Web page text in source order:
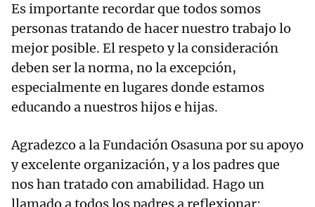
Es importante recordar que todos somos
personas tratando de hacer nuestro trabajo lo
mejor posible. El respeto y la consideración
deben ser la norma, no la excepción,
especialmente en lugares donde estamos
educando a nuestros hijos e hijas.
Agradezco a la Fundación Osasuna por su apoyo
y excelente organización, y a los padres que
nos han tratado con amabilidad. Hago un